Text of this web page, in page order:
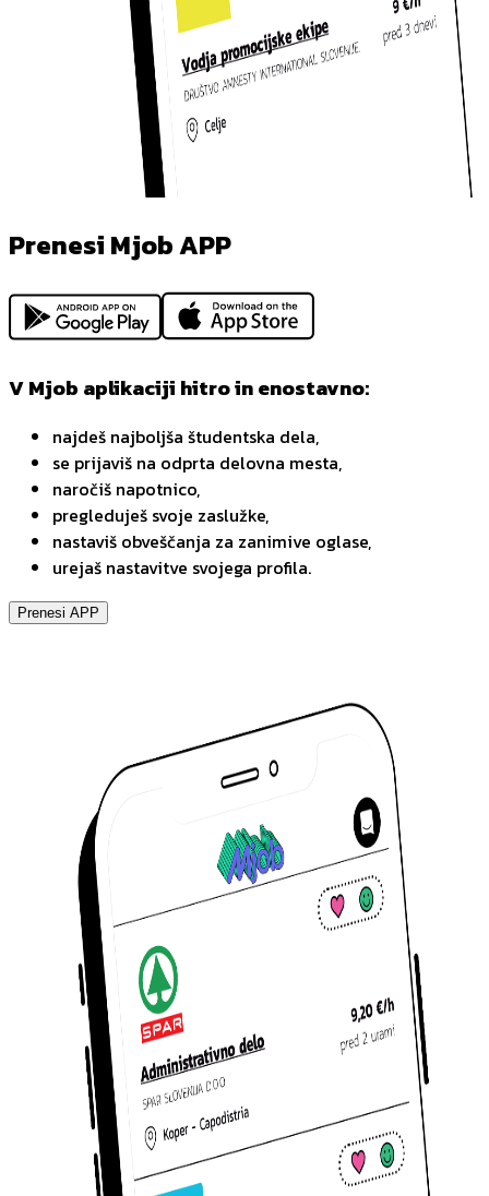
Prenesi Mjob APP
V Mjob aplikaciji hitro in enostavno:
najdeš najboljša študentska dela,
se prijaviš na odprta delovna mesta,
naročiš napotnico,
pregleduješ svoje zaslužke,
nastaviš obveščanja za zanimive oglase,
urejaš nastavitve svojega profila.
Prenesi APP